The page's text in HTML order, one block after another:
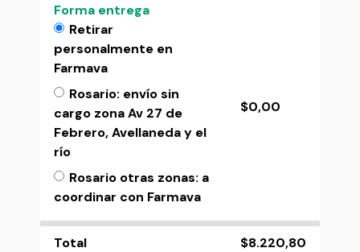
Forma entrega
Retirar
personalmente en
Farmava
Rosario: envío sin
cargo zona Av 27 de
Febrero, Avellaneda y el
río
Rosario otras zonas: a
coordinar con Farmava
$0,00
Total $8.220,80